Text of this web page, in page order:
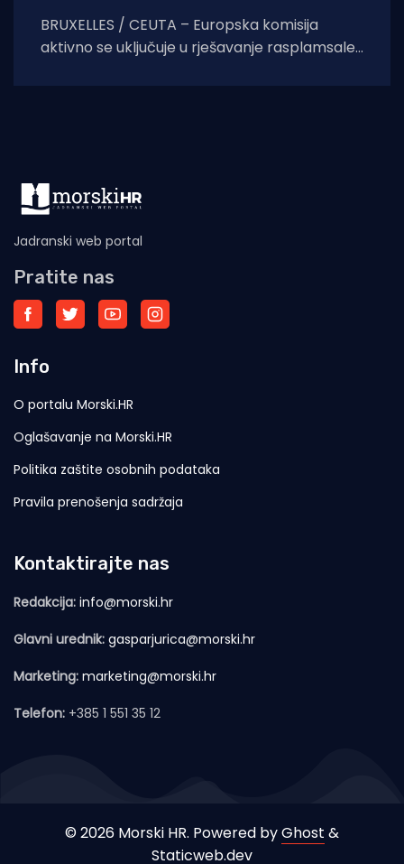
BRUXELLES / CEUTA – Europska komisija
aktivno se uključuje u rješavanje rasplamsale
Jadranski web portal
Pratite nas
Info
O portalu Morski.HR
Oglašavanje na Morski.HR
Politika zaštite osobnih podataka
Pravila prenošenja sadržaja
Kontaktirajte nas
Redakcija: info@morski.hr
Glavni urednik: gasparjurica@morski.hr
Marketing: marketing@morski.hr
Telefon: +385 1 551 35 12
© 2026 Morski HR. Powered byGhost &
Staticweb.dev